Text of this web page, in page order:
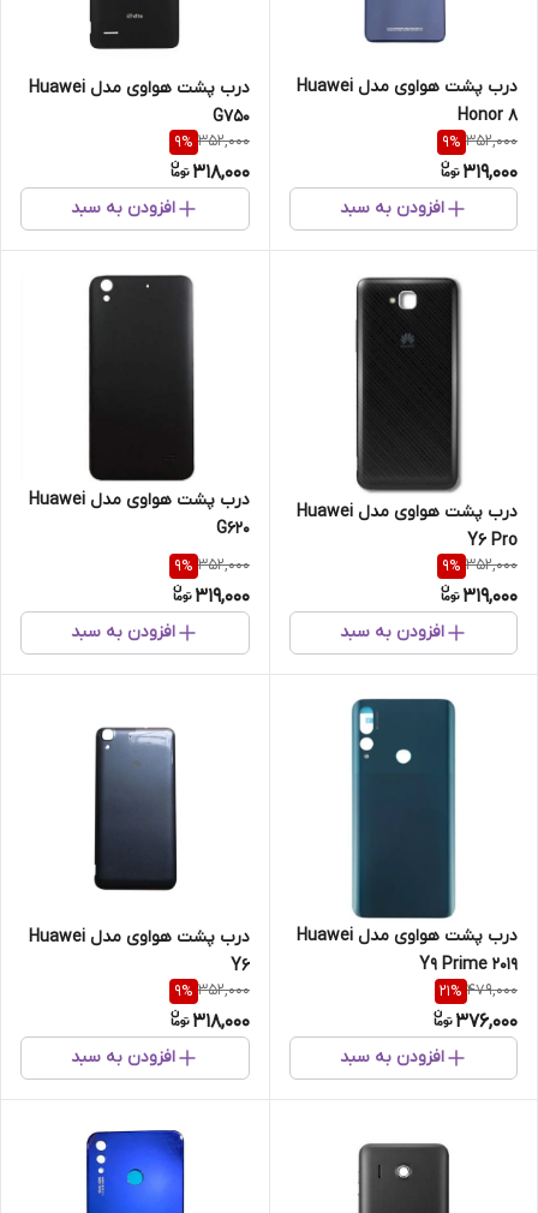
درب پشت هواوی مدل Huawei
Honor 8
352,000
9%
319,000
افزودن به سبد
درب پشت هواوی مدل Huawei
G750
352,000
9%
318,000
افزودن به سبد
درب پشت هواوی مدل Huawei
Y6 Pro
352,000
9%
319,000
افزودن به سبد
درب پشت هواوی مدل Huawei
G620
352,000
9%
319,000
افزودن به سبد
درب پشت هواوی مدل Huawei
Y9 Prime 2019
479,000
21%
376,000
افزودن به سبد
درب پشت هواوی مدل Huawei
Y6
352,000
9%
318,000
افزودن به سبد